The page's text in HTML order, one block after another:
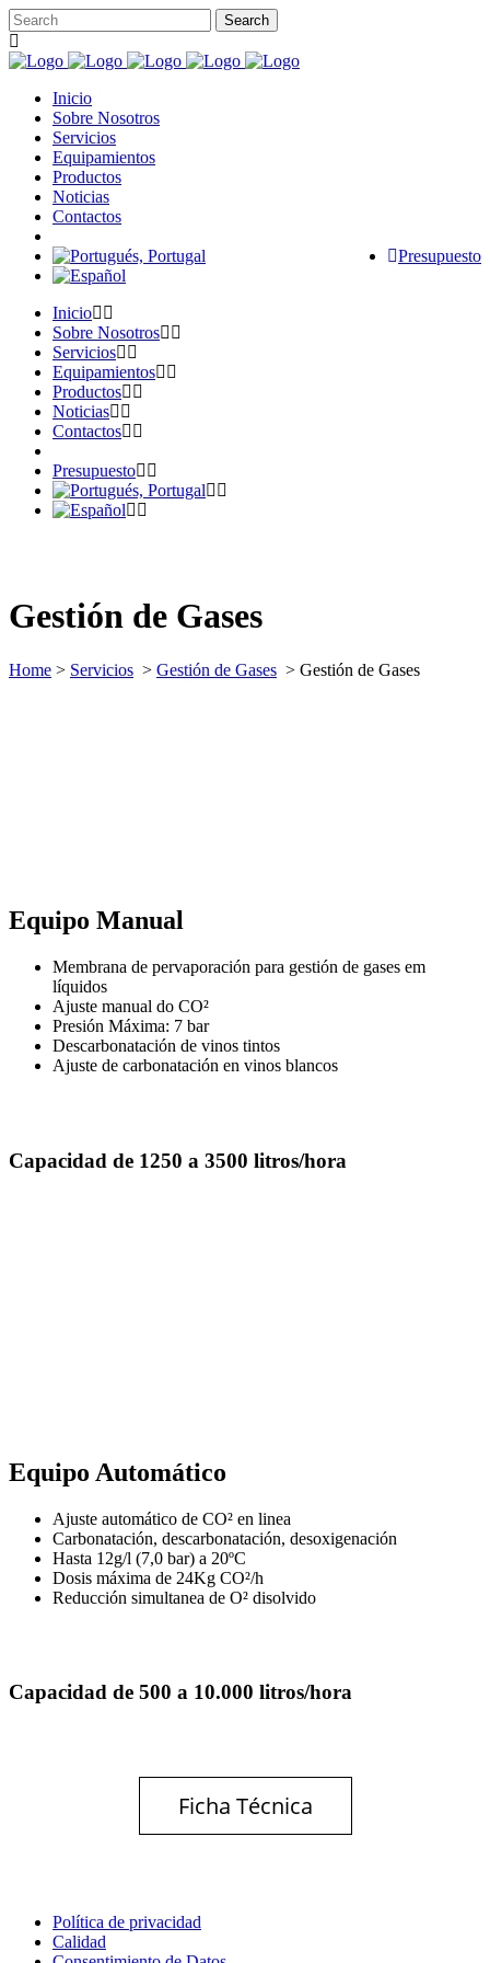
Inicio
Sobre Nosotros
Servicios
Equipamientos
Productos
Noticias
Contactos
Presupuesto
Inicio
Sobre Nosotros
Servicios
Equipamientos
Productos
Noticias
Contactos
Presupuesto
Gestión de Gases
Home > Servicios > Gestión de Gases > Gestión de Gases
Equipo Manual
Membrana de pervaporación para gestión de gases em
líquidos
Ajuste manual do CO²
Presión Máxima: 7 bar
Descarbonatación de vinos tintos
Ajuste de carbonatación en vinos blancos
Capacidad de 1250 a 3500 litros/hora
Equipo Automático
Ajuste automático de CO² en linea
Carbonatación, descarbonatación, desoxigenación
Hasta 12g/l (7,0 bar) a 20ºC
Dosis máxima de 24Kg CO²/h
Reducción simultanea de O² disolvido
Capacidad de 500 a 10.000 litros/hora
Ficha Técnica
Política de privacidad
Calidad